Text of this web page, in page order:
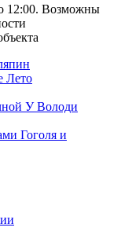
12:00. Возможны
Лето
У Володи
Гоголя и